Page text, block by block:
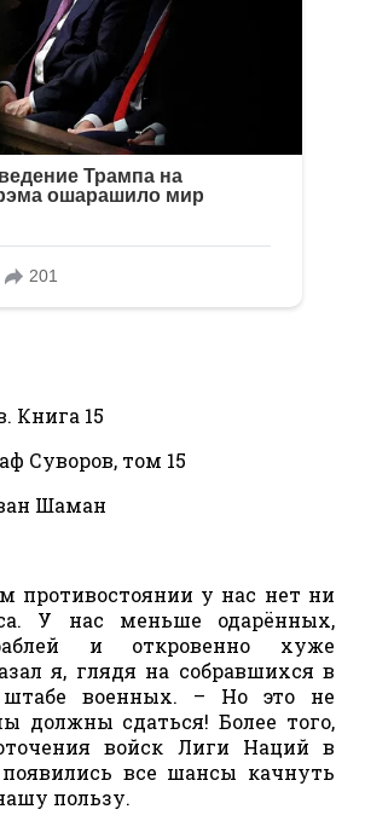
Книга 15
Суворов, том 15
Шаман
противостоянии у нас нет ни
У нас меньше одарённых,
и откровенно хуже
я, глядя на собравшихся в
штабе военных. – Но это не
должны сдаться! Более того,
войск Лиги Наций в
все шансы качнуть
пользу.